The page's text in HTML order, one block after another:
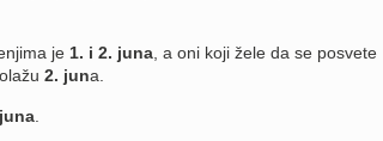
je1. i 2. juna, a oni koji žele da se posvete
2. juna.
.